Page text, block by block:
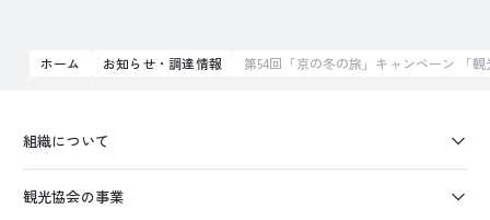
ホーム お知らせ・調達情報 第54回「京の冬の旅」キャンペーン 「
組織について
観光協会の事業